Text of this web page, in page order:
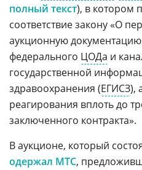
полный текст), в котором
соответствие закону «О
аукционную документацию
федерального ЦОДа и
государственной
здравоохранения (ЕГИСЗ),
реагирования вплоть до
заключенного контракта».
В аукционе, который
одержал МТС,